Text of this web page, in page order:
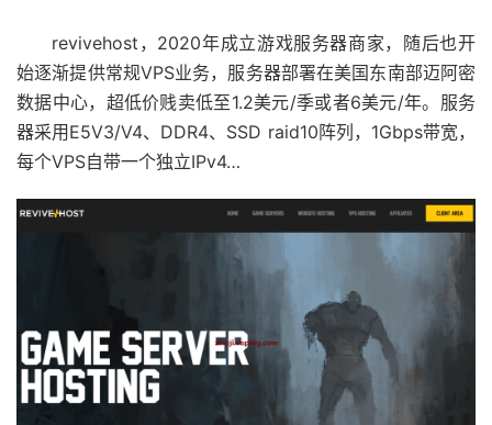
revivehost，2020年成立游戏服务器商家，随后也开
始逐渐提供常规VPS业务，服务器部署在美国东南部迈阿密
数据中心，超低价贱卖低至1.2美元/季或者6美元/年。服务
器采用E5V3/V4、DDR4、SSD raid10阵列，1Gbps带宽，
每个VPS自带一个独立IPv4…